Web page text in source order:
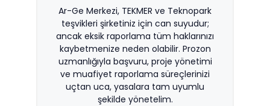
Ar-Ge Merkezi, TEKMER ve Teknopark
teşvikleri şirketiniz için can suyudur;
ancak eksik raporlama tüm haklarınızı
kaybetmenize neden olabilir. Prozon
uzmanlığıyla başvuru, proje yönetimi
ve muafiyet raporlama süreçlerinizi
uçtan uca, yasalara tam uyumlu
şekilde yönetelim.